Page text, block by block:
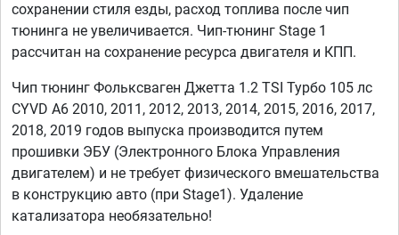
сохранении стиля езды, расход топлива после чип
тюнинга не увеличивается. Чип-тюнинг Stage 1
рассчитан на сохранение ресурса двигателя и КПП.
Чип тюнинг Фольксваген Джетта 1.2 TSI Турбо 105 лс
CYVD A6 2010, 2011, 2012, 2013, 2014, 2015, 2016, 2017,
2018, 2019 годов выпуска производится путем
прошивки ЭБУ (Электронного Блока Управления
двигателем) и не требует физического вмешательства
в конструкцию авто (при Stage1). Удаление
катализатора необязательно!